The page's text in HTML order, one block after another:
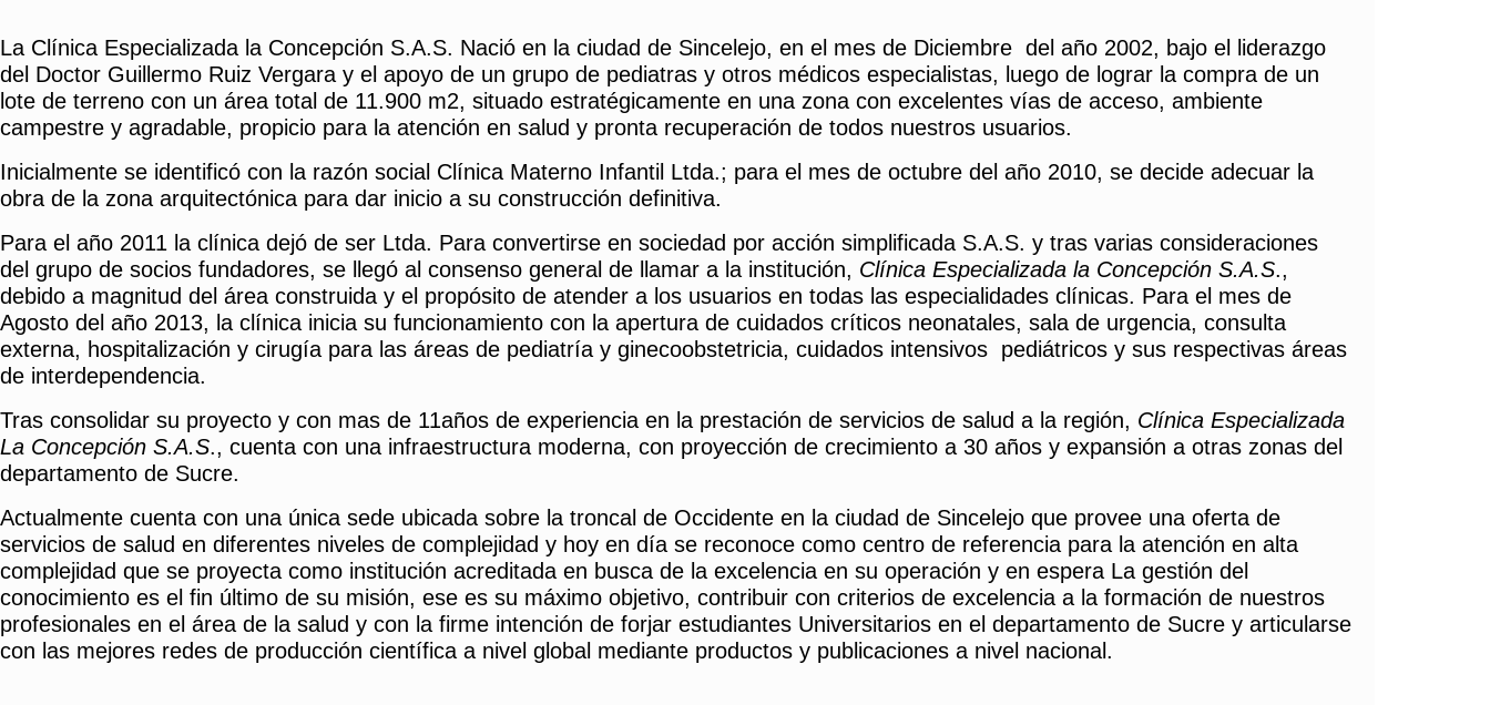
La Clínica Especializada la Concepción S.A.S. Nació en la ciudad de Sincelejo, en el mes de Diciembre del año 2002, bajo el liderazgo
del Doctor Guillermo Ruiz Vergara y el apoyo de un grupo de pediatras y otros médicos especialistas, luego de lograr la compra de un
lote de terreno con un área total de 11.900 m2, situado estratégicamente en una zona con excelentes vías de acceso, ambiente
campestre y agradable, propicio para la atención en salud y pronta recuperación de todos nuestros usuarios.
Inicialmente se identificó con la razón social Clínica Materno Infantil Ltda.; para el mes de octubre del año 2010, se decide adecuar la
obra de la zona arquitectónica para dar inicio a su construcción definitiva.
Para el año 2011 la clínica dejó de ser Ltda. Para convertirse en sociedad por acción simplificada S.A.S. y tras varias consideraciones
del grupo de socios fundadores, se llegó al consenso general de llamar a la institución, Clínica Especializada la Concepción S.A.S.,
debido a magnitud del área construida y el propósito de atender a los usuarios en todas las especialidades clínicas. Para el mes de
Agosto del año 2013, la clínica inicia su funcionamiento con la apertura de cuidados críticos neonatales, sala de urgencia, consulta
externa, hospitalización y cirugía para las áreas de pediatría y ginecoobstetricia, cuidados intensivos pediátricos y sus respectivas áreas
de interdependencia.
Tras consolidar su proyecto y con mas de 11años de experiencia en la prestación de servicios de salud a la región, Clínica Especializada
La Concepción S.A.S., cuenta con una infraestructura moderna, con proyección de crecimiento a 30 años y expansión a otras zonas del
departamento de Sucre.
Actualmente cuenta con una única sede ubicada sobre la troncal de Occidente en la ciudad de Sincelejo que provee una oferta de
servicios de salud en diferentes niveles de complejidad y hoy en día se reconoce como centro de referencia para la atención en alta
complejidad que se proyecta como institución acreditada en busca de la excelencia en su operación y en espera La gestión del
conocimiento es el fin último de su misión, ese es su máximo objetivo, contribuir con criterios de excelencia a la formación de nuestros
profesionales en el área de la salud y con la firme intención de forjar estudiantes Universitarios en el departamento de Sucre y articularse
con las mejores redes de producción científica a nivel global mediante productos y publicaciones a nivel nacional.